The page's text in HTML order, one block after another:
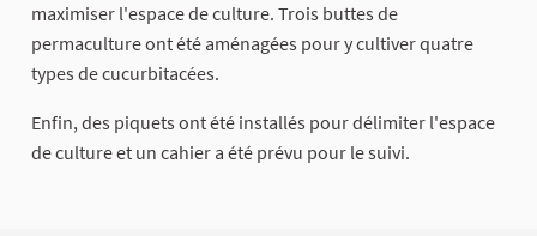
maximiser l'espace de culture. Trois buttes de
permaculture ont été aménagées pour y cultiver quatre
types de cucurbitacées.
Enfin, des piquets ont été installés pour délimiter l'espace
de culture et un cahier a été prévu pour le suivi.